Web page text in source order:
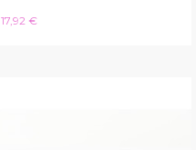
Hinta
17,92 €